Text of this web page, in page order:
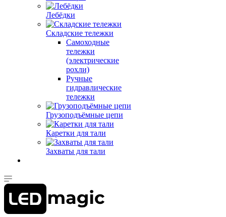
Лебёдки
Складские тележки
Самоходные
тележки
(электрические
рохли)
Ручные
гидравлические
тележки
Грузоподъёмные цепи
Каретки для тали
Захваты для тали